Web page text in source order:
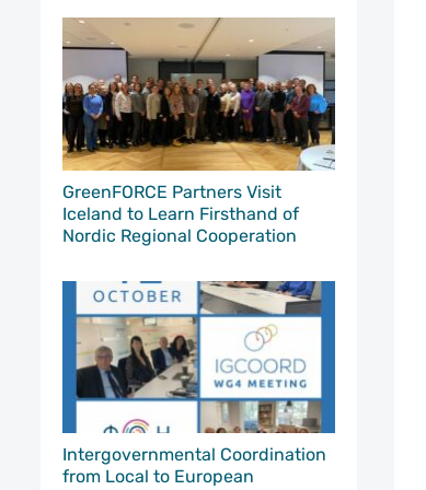
GreenFORCE Partners Visit
Iceland to Learn Firsthand of
Nordic Regional Cooperation
Intergovernmental Coordination
from Local to European